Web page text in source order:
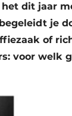
dit jaar
je
of
voor welk